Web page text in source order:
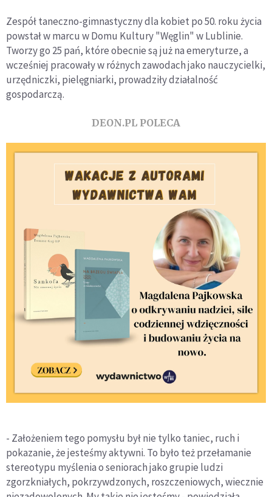
Zespół taneczno-gimnastyczny dla kobiet po 50. roku życia
powstał w marcu w Domu Kultury "Węglin" w Lublinie.
Tworzy go 25 pań, które obecnie są już na emeryturze, a
wcześniej pracowały w różnych zawodach jako nauczycielki,
urzędniczki, pielęgniarki, prowadziły działalność
gospodarczą.
DEON.PL POLECA
- Założeniem tego pomysłu był nie tylko taniec, ruch i
pokazanie, że jesteśmy aktywni. To było też przełamanie
stereotypu myślenia o seniorach jako grupie ludzi
zgorzkniałych, pokrzywdzonych, roszczeniowych, wiecznie